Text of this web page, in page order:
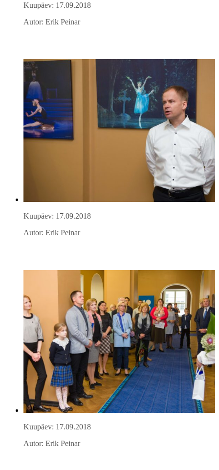
Kuupäev: 17.09.2018
Autor: Erik Peinar
Kuupäev: 17.09.2018
Autor: Erik Peinar
Kuupäev: 17.09.2018
Autor: Erik Peinar